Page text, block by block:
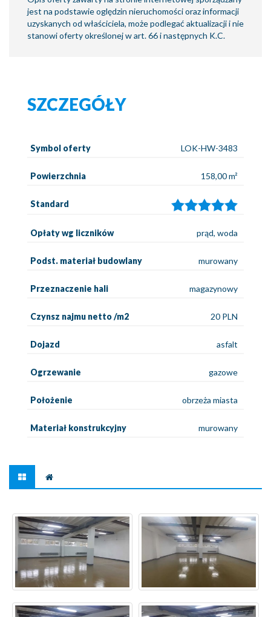
jest na podstawie oględzin nieruchomości oraz informacji
uzyskanych od właściciela, może podlegać aktualizacji i nie
stanowi oferty określonej w art. 66 i następnych K.C.
SZCZEGÓŁY
Symbol oferty LOK-HW-3483
Powierzchnia 158,00 m²
Standard
Opłaty wg liczników prąd, woda
Podst. materiał budowlany murowany
Przeznaczenie hali magazynowy
Czynsz najmu netto /m2 20 PLN
Dojazd asfalt
Ogrzewanie gazowe
Położenie obrzeża miasta
Materiał konstrukcyjny murowany